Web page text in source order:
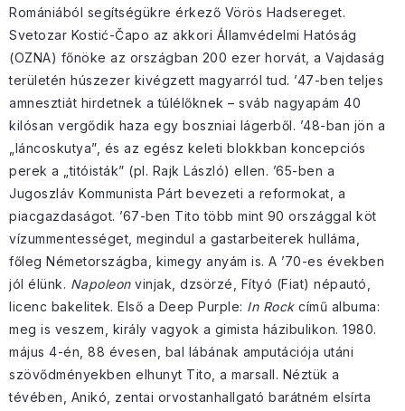
Romániából segítségükre érkező Vörös Hadsereget.
Svetozar Kostić-Čapo az akkori Államvédelmi Hatóság
(OZNA) főnöke az országban 200 ezer horvát, a Vajdaság
területén húszezer kivégzett magyarról tud. ’47-ben teljes
amnesztiát hirdetnek a túlélőknek – sváb nagyapám 40
kilósan vergődik haza egy boszniai lágerből. ’48-ban jön a
„láncoskutya”, és az egész keleti blokkban koncepciós
perek a „titóisták” (pl. Rajk László) ellen. ’65-ben a
Jugoszláv Kommunista Párt bevezeti a reformokat, a
piacgazdaságot. ’67-ben Tito több mint 90 országgal köt
vízummentességet, megindul a gastarbeiterek hulláma,
főleg Németországba, kimegy anyám is. A ’70-es években
jól élünk. Napoleonvinjak, dzsörzé, Fítyó (Fiat) népautó,
licenc bakelitek. Első a Deep Purple: In Rockcímű albuma:
meg is veszem, király vagyok a gimista házibulikon. 1980.
május 4-én, 88 évesen, bal lábának amputációja utáni
szövődményekben elhunyt Tito, a marsall. Néztük a
tévében, Anikó, zentai orvostanhallgató barátném elsírta